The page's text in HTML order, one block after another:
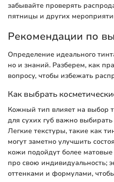
забывайте проверять
пятницы и других
Рекомендации по
Определение идеального
но и знаний. Разберем, как
вопросу, чтобы избежать
Как выбрать
Кожный тип влияет на выбор
для сухих губ важно
Легкие текстуры, такие как
могут заметно улучшить
кожи подойдут более
про свою индивидуальность;
оттенками и формулами,